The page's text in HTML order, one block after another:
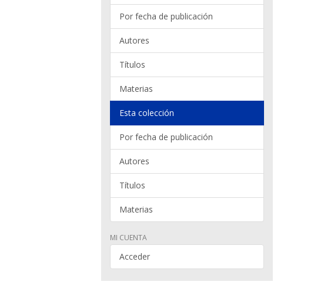
Por fecha de publicación
Autores
Títulos
Materias
Esta colección
Por fecha de publicación
Autores
Títulos
Materias
MI CUENTA
Acceder